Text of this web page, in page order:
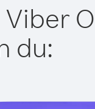
du: